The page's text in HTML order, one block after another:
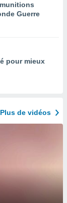
Guerre
pour mieux
Plus de vidéos